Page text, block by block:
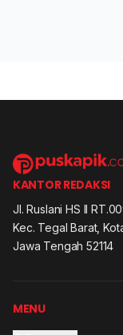
KANTOR REDAKSI
Jl. Ruslani HS II
Kec. Tegal Barat,
Jawa Tengah 52114
MENU